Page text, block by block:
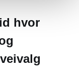
hvor